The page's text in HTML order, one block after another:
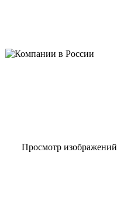
Просмотр изображений